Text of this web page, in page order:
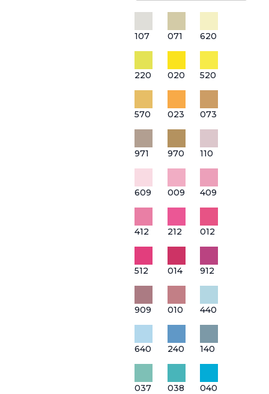
107 071 620
220 020 520
570 023 073
971 970 110
609 009 409
412 212 012
512 014 912
909 010 440
640 240 140
037 038 040